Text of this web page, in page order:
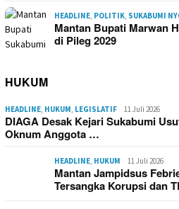
HEADLINE POLITIK SUKABUMI
Mantan Bupati Marwan
di Pileg 2029
HUKUM
HEADLINE HUKUM LEGISLATIF 11 Juli 2026
DIAGA Desak Kejari Sukabumi
Oknum Anggota …
HEADLINE HUKUM 11 Juli 2026
Mantan Jampidsus
Tersangka Korupsi dan